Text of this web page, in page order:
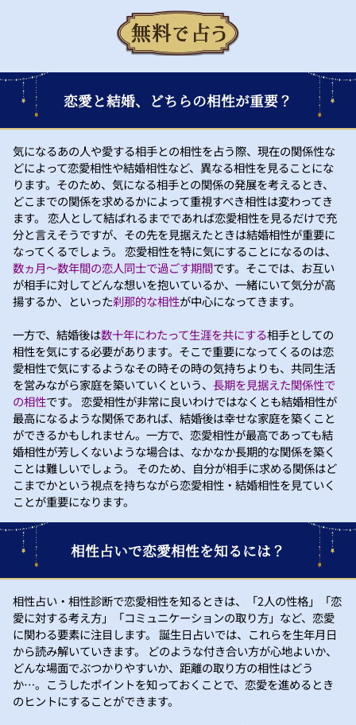
恋愛と結婚、どちらの相性が重要？
気になるあの人や愛する相手との相性を占う際、現在の関係性な
どによって恋愛相性や結婚相性など、異なる相性を見ることにな
ります。そのため、気になる相手との関係の発展を考えるとき、
どこまでの関係を求めるかによって重視すべき相性は変わってき
ます。 恋人として結ばれるまでであれば恋愛相性を見るだけで充
分と言えそうですが、その先を見据えたときは結婚相性が重要に
なってくるでしょう。 恋愛相性を特に気にすることになるのは、
数ヵ月～数年間の恋人同士で過ごす期間です。そこでは、お互い
が相手に対してどんな想いを抱いているか、一緒にいて気分が高
揚するか、といった刹那的な相性が中心になってきます。
一方で、結婚後は数十年にわたって生涯を共にする相手としての
相性を気にする必要があります。そこで重要になってくるのは恋
愛相性で気にするようなその時その時の気持ちよりも、共同生活
を営みながら家庭を築いていくという、 長期を見据えた関係性で
の相性です。 恋愛相性が非常に良いわけではなくとも結婚相性が
最高になるような関係であれば、結婚後は幸せな家庭を築くこと
ができるかもしれません。一方で、恋愛相性が最高であっても結
婚相性が芳しくないような場合は、なかなか長期的な関係を築く
ことは難しいでしょう。 そのため、自分が相手に求める関係はど
こまでかという視点を持ちながら恋愛相性・結婚相性を見ていく
ことが重要になります。
相性占いで恋愛相性を知るには？
相性占い・相性診断で恋愛相性を知るときは、「2人の性格」「恋
愛に対する考え方」「コミュニケーションの取り方」など、恋愛
に関わる要素に注目します。 誕生日占いでは、これらを生年月日
から読み解いていきます。 どのような付き合い方が心地よいか、
どんな場面でぶつかりやすいか、距離の取り方の相性はどう
か…。こうしたポイントを知っておくことで、恋愛を進めるとき
のヒントにすることができます。